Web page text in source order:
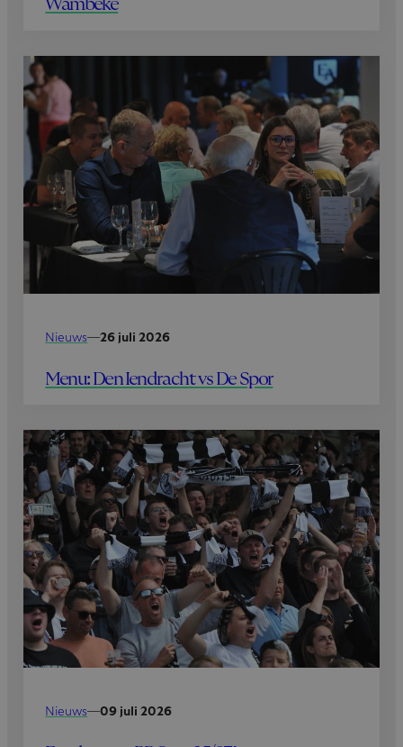
Wambeke
Nieuws—26 juli 2026
Menu: Den Iendracht vs De Spor
Nieuws—09 juli 2026